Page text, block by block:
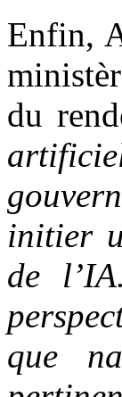
Enfin,
du
initier
de
que